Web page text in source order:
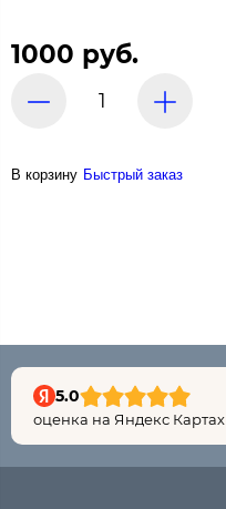
1000 руб.
В корзину Быстрый заказ
5.0
оценка на Яндекс Картах